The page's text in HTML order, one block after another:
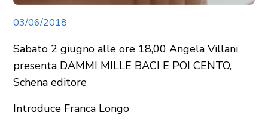
03/06/2018
Sabato 2 giugno alle ore 18,00 Angela Villani
presenta DAMMI MILLE BACI E POI CENTO,
Schena editore
Introduce Franca Longo